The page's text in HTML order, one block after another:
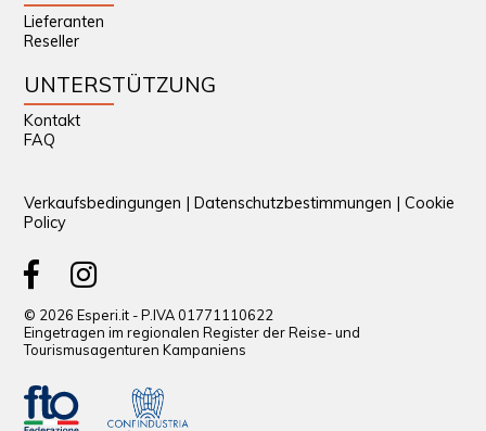
Lieferanten
Reseller
UNTERSTÜTZUNG
Kontakt
FAQ
Verkaufsbedingungen |Datenschutzbestimmungen |Cookie
Policy
© 2026 Esperi.it - P.IVA 01771110622
Eingetragen im regionalen Register der Reise- und
Tourismusagenturen Kampaniens